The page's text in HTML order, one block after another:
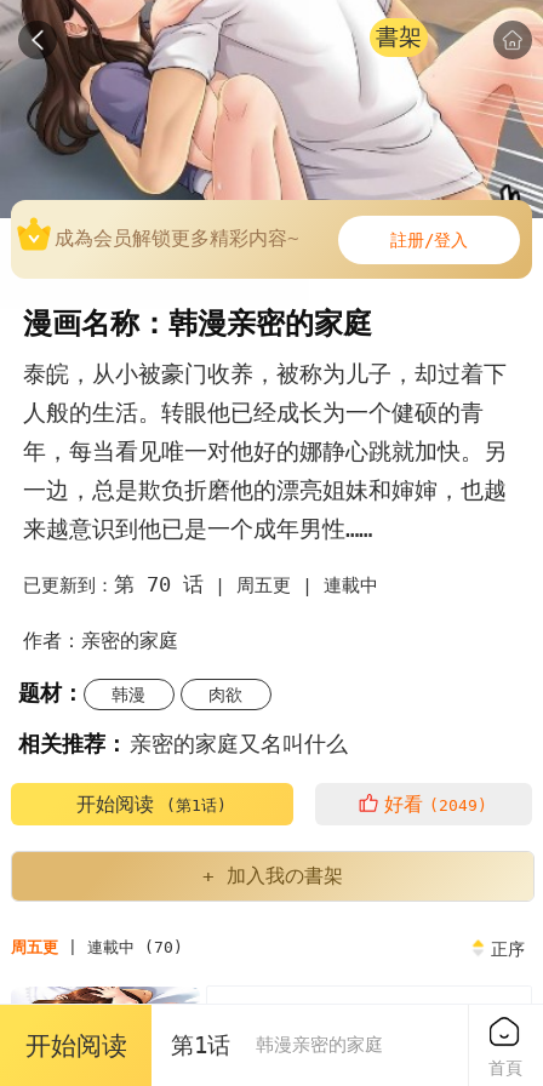
書架
成為会员解锁更多精彩内容~ 註册/登入
漫画名称：韩漫亲密的家庭
泰皖，从小被豪门收养，被称为儿子，却过着下
人般的生活。转眼他已经成长为一个健硕的青
年，每当看见唯一对他好的娜静心跳就加快。另
一边，总是欺负折磨他的漂亮姐妹和婶婶，也越
来越意识到他已是一个成年男性……
已更新到： 第 70 话| 周五更 | 連載中
作者：亲密的家庭
题材： 韩漫 肉欲
相关推荐： 亲密的家庭又名叫什么
亲密的家庭漫画为什么不更新了 亲密的家庭繁体
亲密的家庭又叫什么
亲密的家庭泰民
亲密的家庭或者朋友中的评价表现了
开始阅读 (第1话) 好看 (2049)
+ 加入我の書架
周五更| 連載中 (70) 正序
2023/04/07
免费
开始阅读 第1话 韩漫亲密的家庭
首頁